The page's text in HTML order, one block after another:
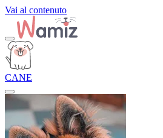
Vai al contenuto
CANE